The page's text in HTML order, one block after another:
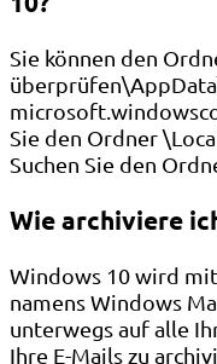
Sie können den
überprüfen
Sie den Ordner
Suchen Sie den
Wie archiviere
Windows 10 wird
namens Windows
unterwegs auf alle
Ihre E-Mails zu